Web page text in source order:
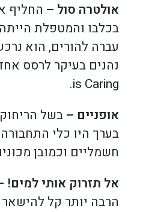
אולטרה סול –
בכלבו והמטפלת
is Caring.
אופניים –בשל
בערך היו כלי
חשמליים וכמובן
אל תזרוק אותי למים!
הרבה יותר קל